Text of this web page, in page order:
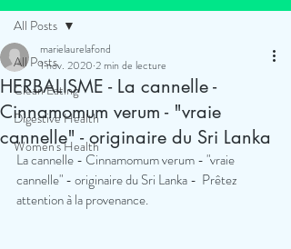
All Posts
Clean Eating
Digestive Health
Women's Health
All Posts
HERBALISME - La cannelle -
Cinnamomum verum - "vraie
cannelle" - originaire du Sri Lanka
marielaurelafond
1 nov. 2020 2 min de lecture
La cannelle - Cinnamomum verum - "vraie
cannelle" - originaire du Sri Lanka -  Prêtez
attention à la provenance.